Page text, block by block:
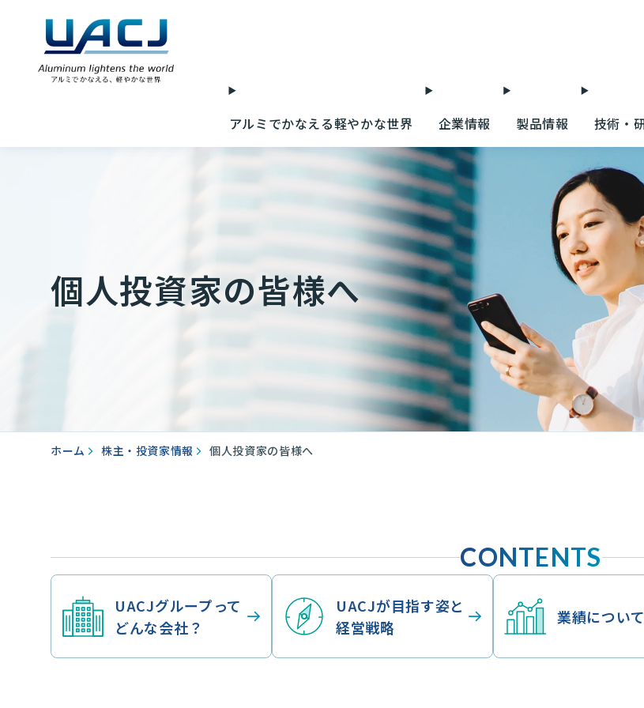
アルミでかなえる軽やかな世界 企業情報 製品情報 技術・
個人投資家の皆様へ
ホーム 株主・投資家情報 個人投資家の皆様へ
CONTENTS
UACJグループって
どんな会社？
UACJが目指す姿と
経営戦略
業績について